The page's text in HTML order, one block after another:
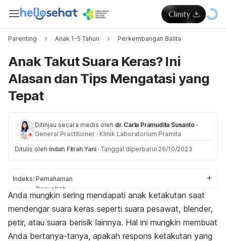
Parenting Anak 1-5 Tahun Perkembangan Balita
Anak Takut Suara Keras? Ini
Alasan dan Tips Mengatasi yang
Tepat
Ditinjau secara medis oleh dr. Carla Pramudita Susanto ·
General Practitioner · Klinik Laboratorium Pramita
Ditulis oleh Indah Fitrah Yani · Tanggal diperbarui 26/10/2023
Indeks: Pemahaman
Penyebab
Cara mengatasi
Kapan ke dokter
Anda mungkin sering mendapati anak ketakutan saat
mendengar suara keras seperti suara pesawat, blender,
petir, atau suara berisik lainnya. Hal ini mungkin membuat
Anda bertanya-tanya, apakah respons ketakutan yang